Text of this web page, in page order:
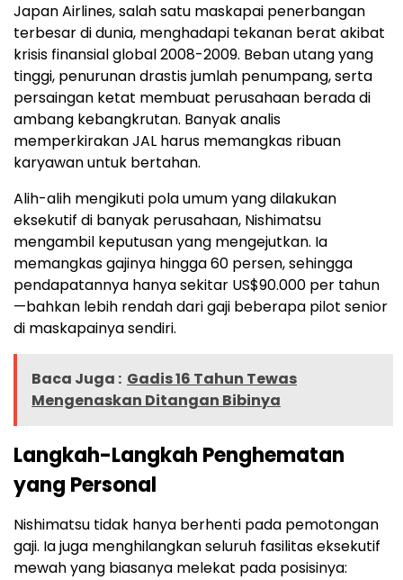
Japan Airlines, salah satu maskapai penerbangan
terbesar di dunia, menghadapi tekanan berat akibat
krisis finansial global 2008-2009. Beban utang yang
tinggi, penurunan drastis jumlah penumpang, serta
persaingan ketat membuat perusahaan berada di
ambang kebangkrutan. Banyak analis
memperkirakan JAL harus memangkas ribuan
karyawan untuk bertahan.
Alih-alih mengikuti pola umum yang dilakukan
eksekutif di banyak perusahaan, Nishimatsu
mengambil keputusan yang mengejutkan. Ia
memangkas gajinya hingga 60 persen, sehingga
pendapatannya hanya sekitar US$90.000 per tahun
—bahkan lebih rendah dari gaji beberapa pilot senior
di maskapainya sendiri.
Baca Juga : Gadis 16 Tahun Tewas
Mengenaskan Ditangan Bibinya
Langkah-Langkah Penghematan
yang Personal
Nishimatsu tidak hanya berhenti pada pemotongan
gaji. Ia juga menghilangkan seluruh fasilitas eksekutif
mewah yang biasanya melekat pada posisinya: